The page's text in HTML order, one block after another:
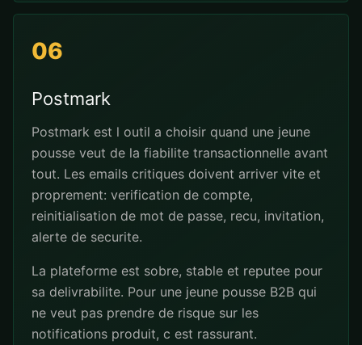
06
Postmark
Postmark est l outil a choisir quand une jeune
pousse veut de la fiabilite transactionnelle avant
tout. Les emails critiques doivent arriver vite et
proprement: verification de compte,
reinitialisation de mot de passe, recu, invitation,
alerte de securite.
La plateforme est sobre, stable et reputee pour
sa delivrabilite. Pour une jeune pousse B2B qui
ne veut pas prendre de risque sur les
notifications produit, c est rassurant.